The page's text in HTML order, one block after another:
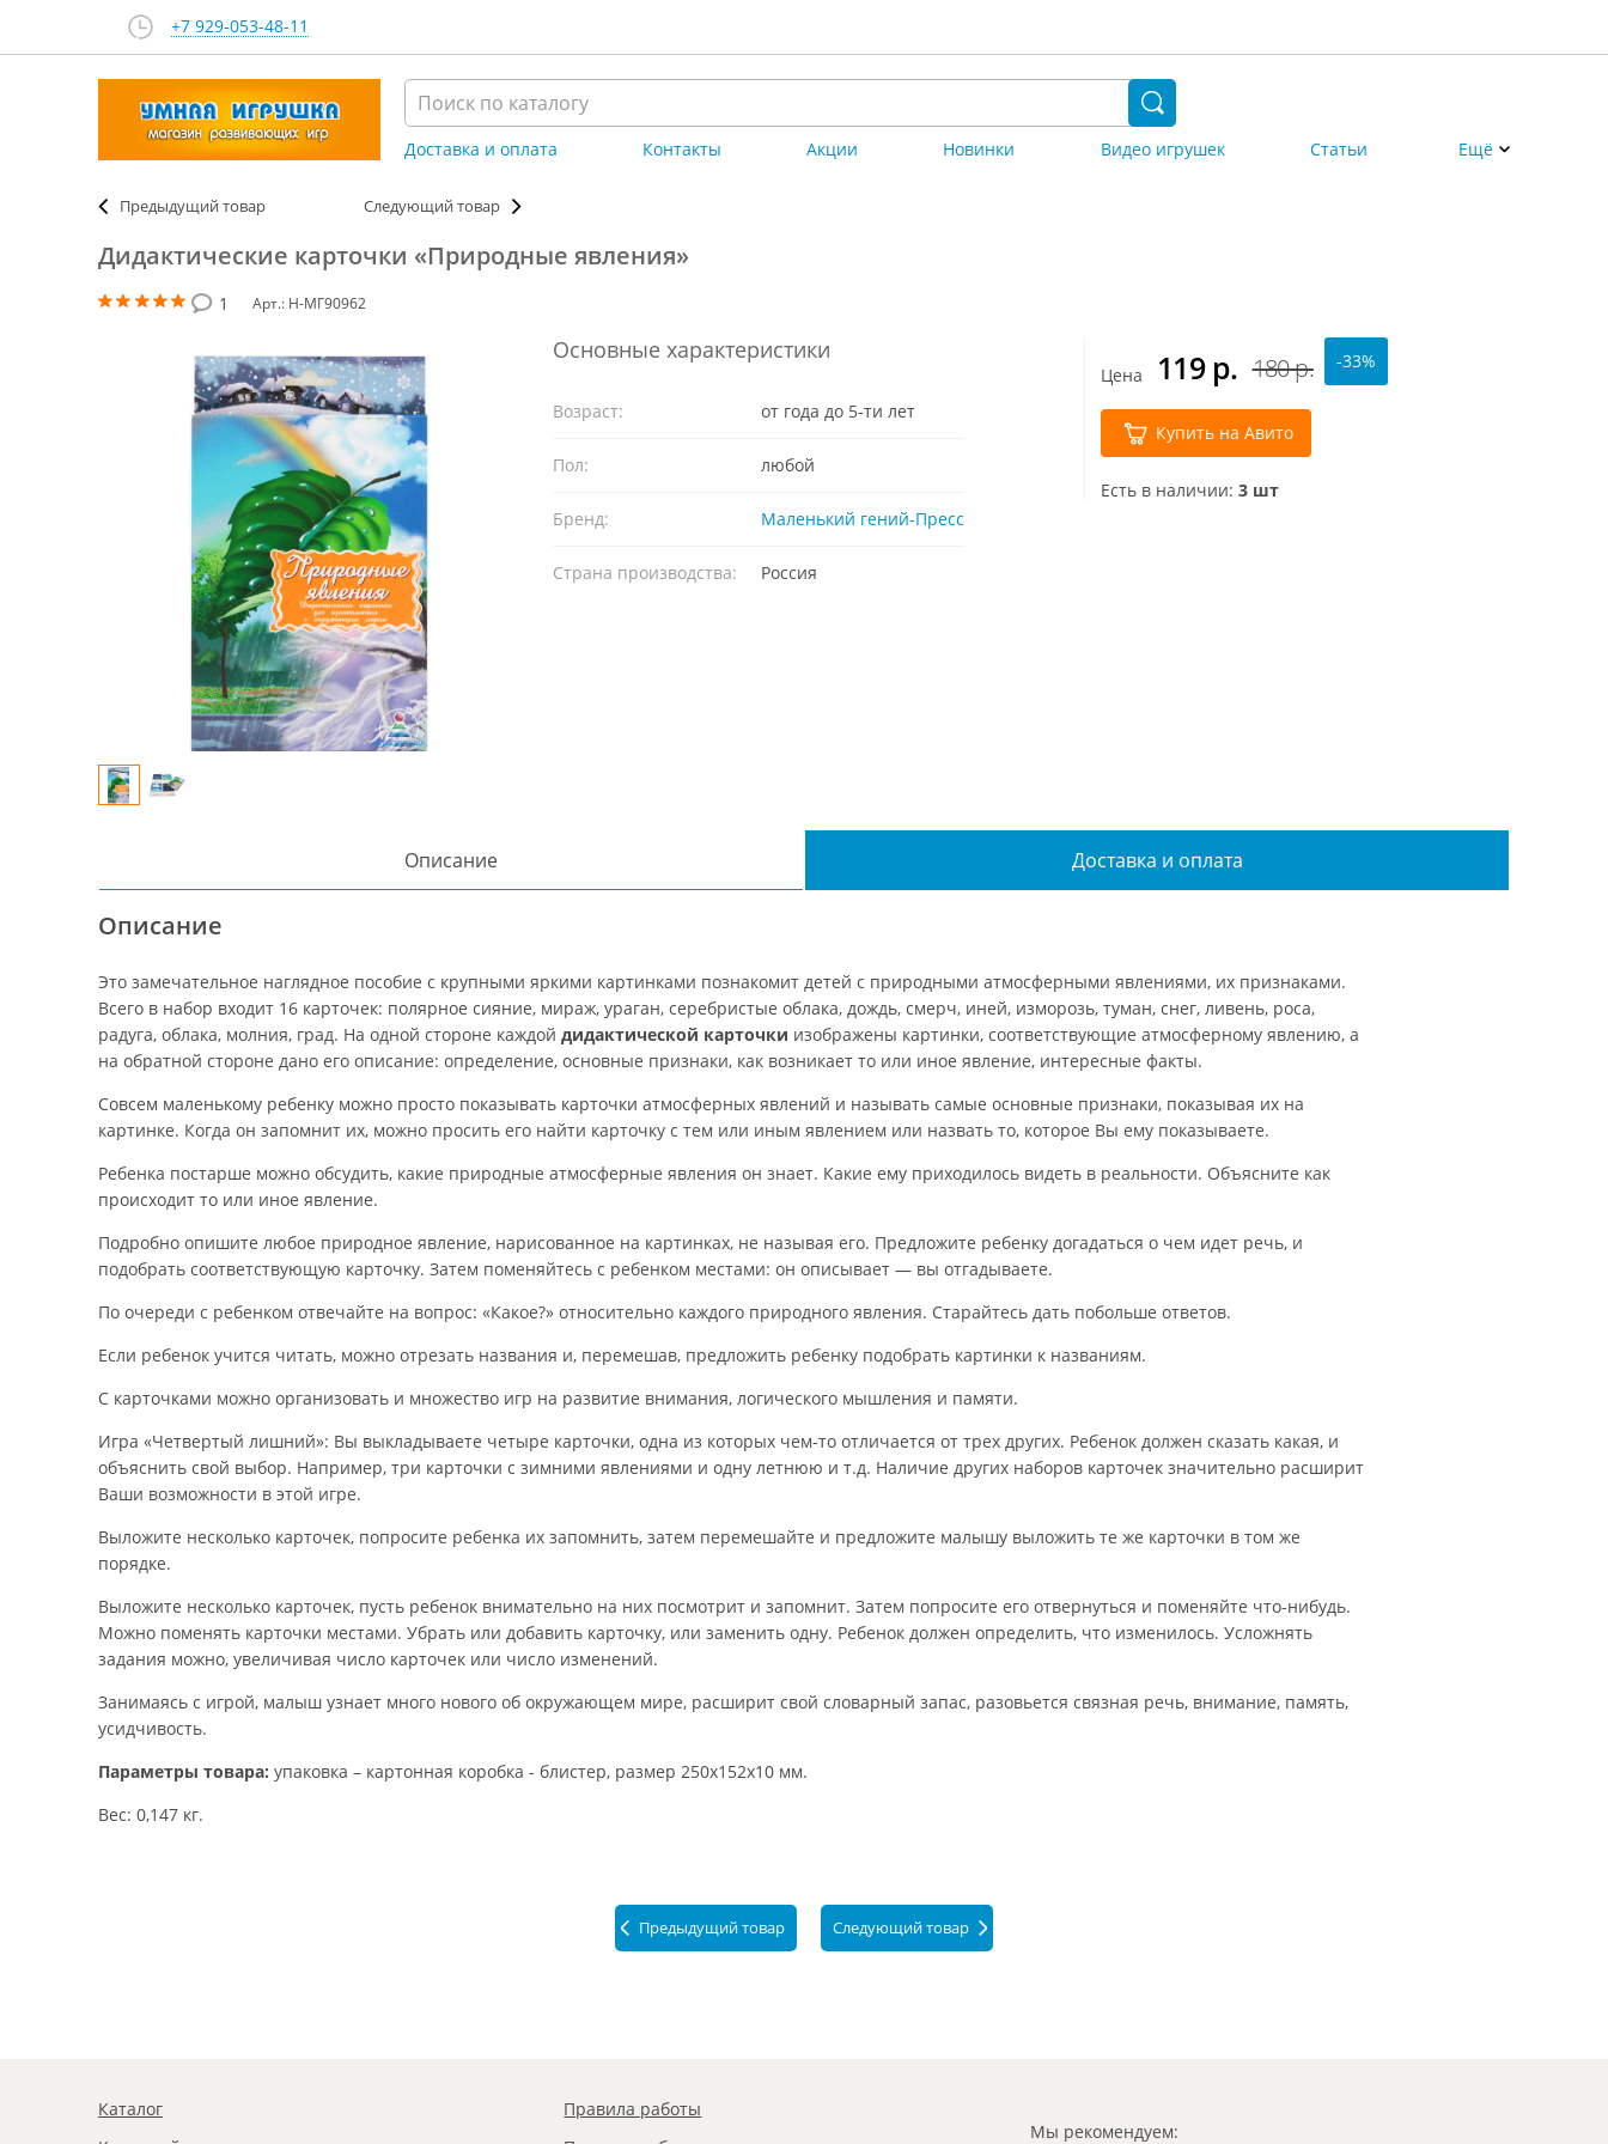
+7 929-053-48-11
Доставка и оплата Контакты Акции Новинки Видео игрушек Статьи Ещё
Предыдущий товар Следующий товар
1 Арт.: Н-МГ90962
Дидактические карточки «Природные явления»
Основные характеристики
Возраст: от года до 5-ти лет
Пол: любой
Бренд: Маленький гений-Пресс
Страна производства: Россия
Цена 180 р.
119 р. -33%
Купить на Авито
Есть в наличии: 3 шт
Описание
Описание
Это замечательное наглядное пособие с крупными яркими картинками познакомит детей с природными атмосферными явлениями, их признаками.
Всего в набор входит 16 карточек: полярное сияние, мираж, ураган, серебристые облака, дождь, смерч, иней, изморозь, туман, снег, ливень, роса,
радуга, облака, молния, град. На одной стороне каждой дидактической карточки изображены картинки, соответствующие атмосферному явлению, а
на обратной стороне дано его описание: определение, основные признаки, как возникает то или иное явление, интересные факты.
Совсем маленькому ребенку можно просто показывать карточки атмосферных явлений и называть самые основные признаки, показывая их на
картинке. Когда он запомнит их, можно просить его найти карточку с тем или иным явлением или назвать то, которое Вы ему показываете.
Ребенка постарше можно обсудить, какие природные атмосферные явления он знает. Какие ему приходилось видеть в реальности. Объясните как
происходит то или иное явление.
Подробно опишите любое природное явление, нарисованное на картинках, не называя его. Предложите ребенку догадаться о чем идет речь, и
подобрать соответствующую карточку. Затем поменяйтесь с ребенком местами: он описывает — вы отгадываете.
По очереди с ребенком отвечайте на вопрос: «Какое?» относительно каждого природного явления. Старайтесь дать побольше ответов.
Если ребенок учится читать, можно отрезать названия и, перемешав, предложить ребенку подобрать картинки к названиям.
С карточками можно организовать и множество игр на развитие внимания, логического мышления и памяти.
Игра «Четвертый лишний»: Вы выкладываете четыре карточки, одна из которых чем-то отличается от трех других. Ребенок должен сказать какая, и
объяснить свой выбор. Например, три карточки с зимними явлениями и одну летнюю и т.д. Наличие других наборов карточек значительно расширит
Ваши возможности в этой игре.
Выложите несколько карточек, попросите ребенка их запомнить, затем перемешайте и предложите малышу выложить те же карточки в том же
порядке.
Выложите несколько карточек, пусть ребенок внимательно на них посмотрит и запомнит. Затем попросите его отвернуться и поменяйте что-нибудь.
Можно поменять карточки местами. Убрать или добавить карточку, или заменить одну. Ребенок должен определить, что изменилось. Усложнять
задания можно, увеличивая число карточек или число изменений.
Занимаясь с игрой, малыш узнает много нового об окружающем мире, расширит свой словарный запас, разовьется связная речь, внимание, память,
усидчивость.
Параметры товара: упаковка – картонная коробка - блистер, размер 250x152x10 мм.
Вес: 0,147 кг.
Доставка и оплата
Предыдущий товар Следующий товар
Каталог
Правила работы
Мы рекомендуем: